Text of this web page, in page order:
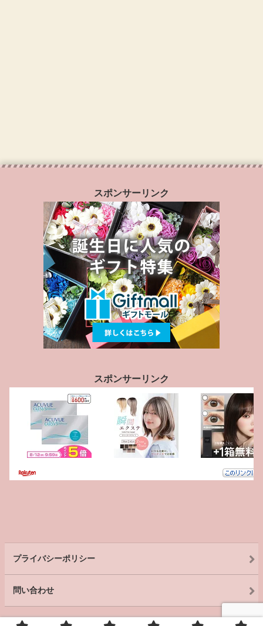
スポンサーリンク
スポンサーリンク
プライバシーポリシー
問い合わせ